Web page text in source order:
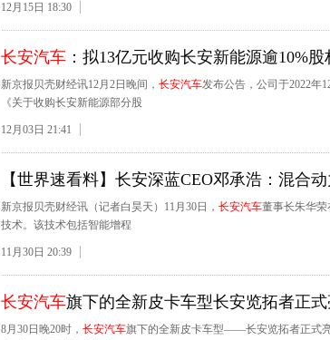
12月15日 18:30
长安汽车 ：拟13亿元收购长安新能源逾10%股
新京报贝壳财经讯12月2日晚间， 长安汽车发布公告，公司于2022年
《关于收购长安新能源部分股
12月03日 21:41
【世界速看料】长安深蓝CEO邓承浩：混合
新京报贝壳财经讯（记者白昊天）11月30日， 长安汽车董事长朱华
技术。该技术包括智能增程
11月30日 20:39
长安汽车旗下的全新皮卡车型长安览拓者正式
8月30日晚20时， 长安汽车旗下的全新皮卡车型——长安览拓者正式